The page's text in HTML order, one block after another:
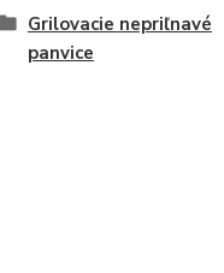
Grilovacie nepriľnavé
panvice